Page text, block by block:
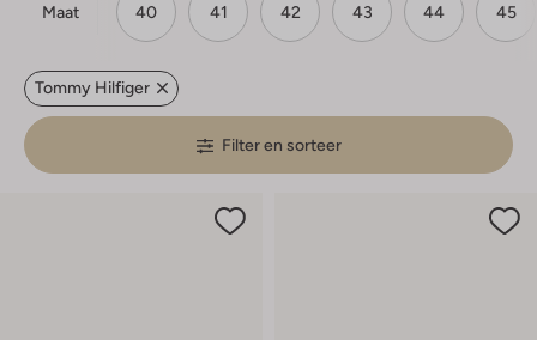
Maat 40 41 42 43 44 45
Tommy Hilfiger
Filter en sorteer